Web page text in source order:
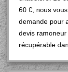
60 €, nous
demande pour
devis
récupérable